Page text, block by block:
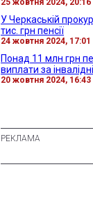
У Черкаській
тис. грн пенсії
24 жовтня 2024, 17:01
Понад 11 млн грн
виплати за
20 жовтня 2024, 16:43